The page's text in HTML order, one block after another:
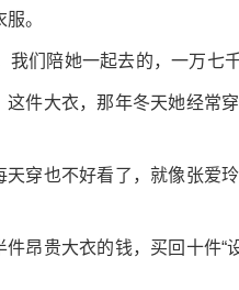
。
们陪她一起去的，一万七千
件大衣，那年冬天她经常
穿也不好看了，就像张爱
昂贵大衣的钱，买回十件“